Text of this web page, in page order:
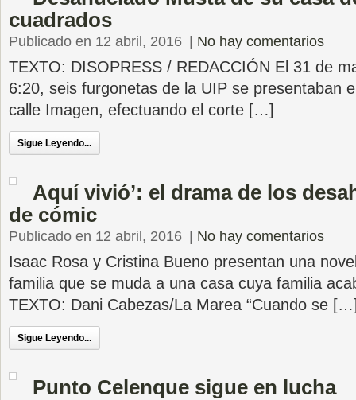
cuadrados
Publicado en 12 abril, 2016 No hay comentarios
TEXTO: DISOPRESS / REDACCIÓN El 31 de
6:20, seis furgonetas de la UIP se presentaban
calle Imagen, efectuando el corte […]
Sigue Leyendo...
Aquí vivió’: el drama de los
de cómic
Publicado en 12 abril, 2016 No hay comentarios
Isaac Rosa y Cristina Bueno presentan una
familia que se muda a una casa cuya familia
TEXTO: Dani Cabezas/La Marea “Cuando se
Sigue Leyendo...
Punto Celenque sigue en lucha